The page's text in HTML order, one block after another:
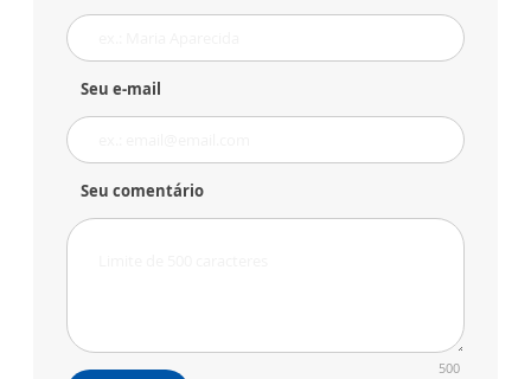
Seu e-mail
Seu comentário
500